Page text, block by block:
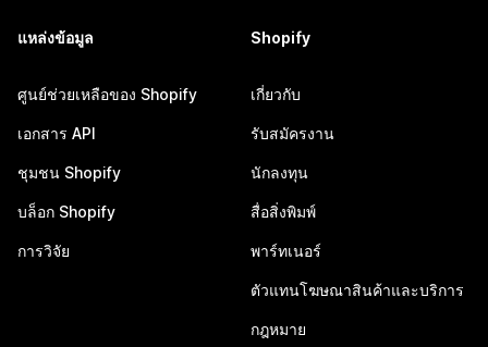
แหล่งข้อมูล
ศูนย์ช่วยเหลือของ Shopify
เอกสาร API
ชุมชน Shopify
บล็อก Shopify
การวิจัย
Shopify
เกี่ยวกับ
รับสมัครงาน
นักลงทุน
สื่อสิ่งพิมพ์
พาร์ทเนอร์
ตัวแทนโฆษณาสินค้าและบริการ
กฎหมาย